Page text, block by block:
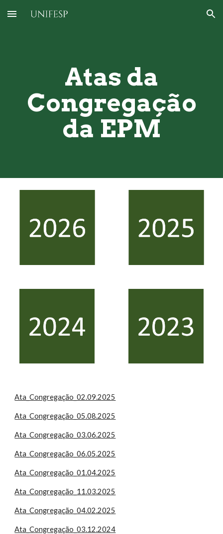
Skip to main content Skip to navigation
Atas da
Congregação
da EPM
Ata_Congregação_02.09.2025
Ata_Congregação_05.08.2025
Ata_Congregação_03.06.2025
Ata_Congregação_06.05.2025
Ata_Congregação_01.04.2025
Ata_Congregação_11.03.2025
Ata_Congregação_04.02.2025
Ata_Congregação_03.12.2024